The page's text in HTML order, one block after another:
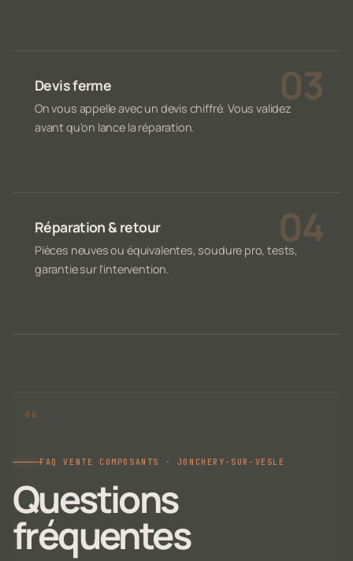
Devis ferme
On vous appelle avec un devis chiffré. Vous validez
avant qu'on lance la réparation.
Réparation & retour
Pièces neuves ou équivalentes, soudure pro, tests,
garantie sur l'intervention.
FAQ VENTE COMPOSANTS · JONCHERY-SUR-VESLE
Questions
fréquentes